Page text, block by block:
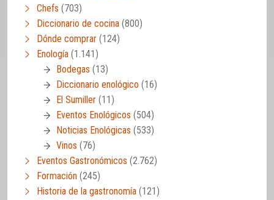
Chefs (703)
Diccionario de cocina (800)
Dónde comprar (124)
Enología (1.141)
Bodegas (13)
Diccionario enológico (16)
El Sumiller (11)
Eventos Enológicos (504)
Noticias Enológicas (533)
Vinos (76)
Eventos Gastronómicos (2.762)
Formación (245)
Historia de la gastronomía (121)